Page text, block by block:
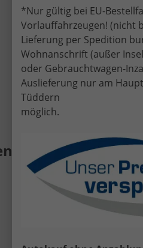
Attraktive
Individuelle
Konditionen.
Kompetente
Persönlicher Service
oder vor Ort in
*Nur gültig bei EU-
Vorlauffahrzeugen! (nicht
Lieferung per Spedition
Wohnanschrift (außer
oder Gebrauchtwagen-
Auslieferung nur am
Tüddern
möglich.